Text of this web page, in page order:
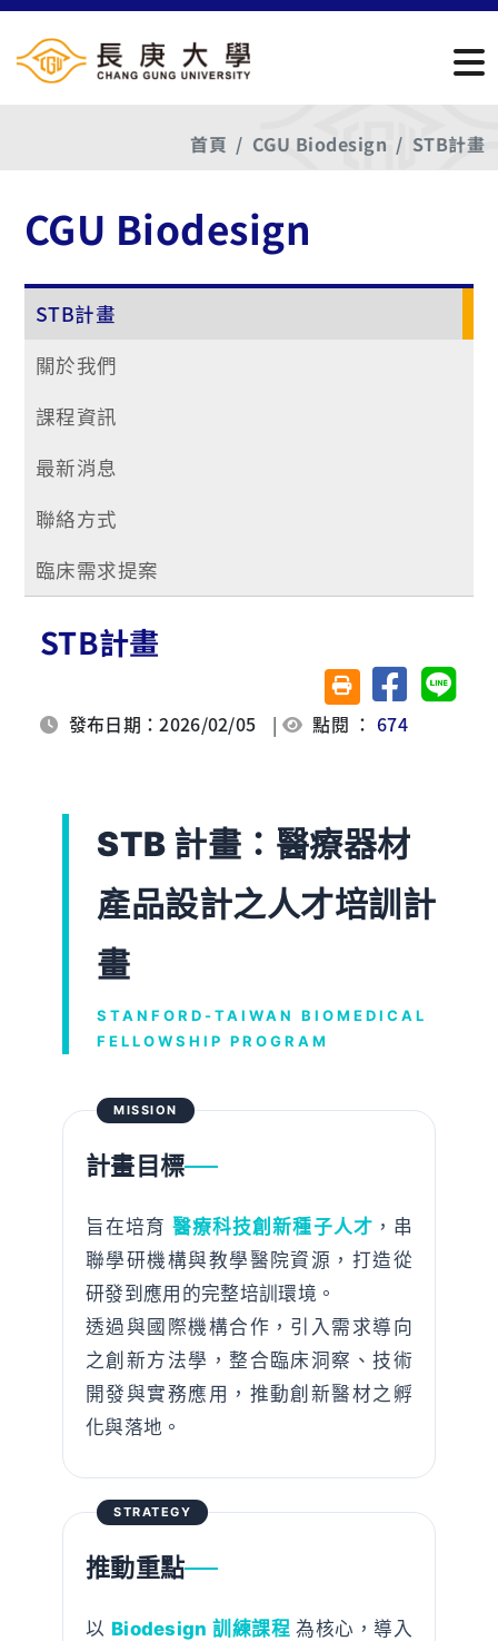
首頁 CGU Biodesign STB計畫
CGU Biodesign
STB計畫
關於我們
課程資訊
最新消息
聯絡方式
臨床需求提案
STB計畫
友善列印(另開視窗)
分享至臉書分享
發布日期：2026/02/05 | 點閱 ：674
STB 計畫：醫療器材
產品設計之人才培訓計
畫
STANFORD-TAIWAN BIOMEDICAL
FELLOWSHIP PROGRAM
MISSION
計畫目標
旨在培育醫療科技創新種子人才 ，串
聯學研機構與教學醫院資源，打造從
研發到應用的完整培訓環境。
透過與國際機構合作，引入需求導向
之創新方法學，整合臨床洞察、技術
開發與實務應用，推動創新醫材之孵
化與落地。
STRATEGY
推動重點
以 Biodesign 訓練課程 為核心，導入